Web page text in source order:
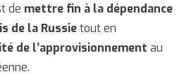
de mettre fin à la dépendance
de la Russietout en
de l’approvisionnement au